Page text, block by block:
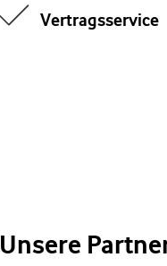
Vertragsservice
Unsere